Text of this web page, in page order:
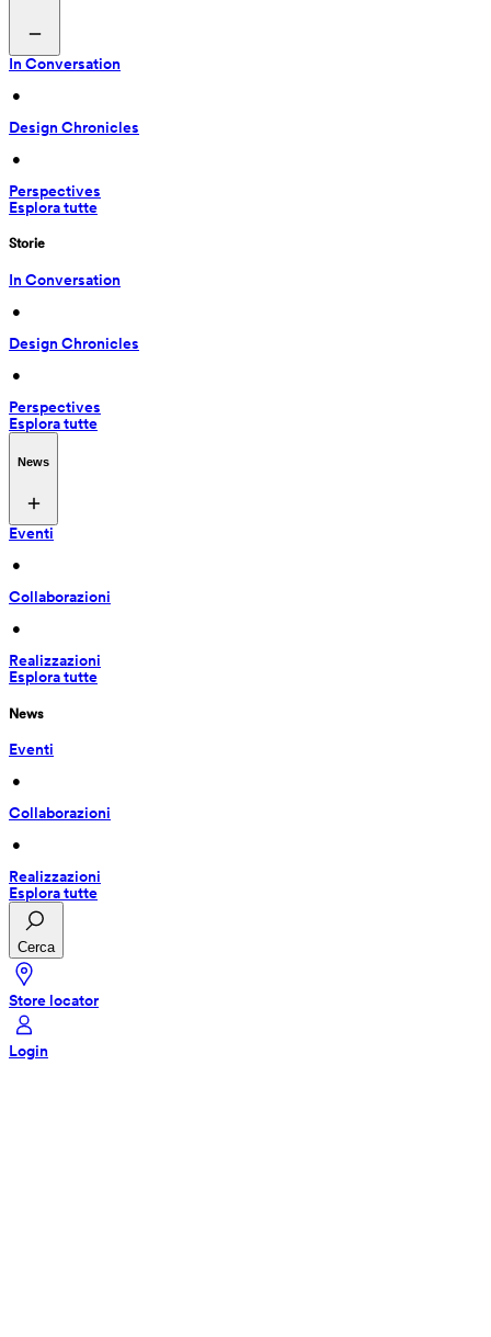
In Conversation
•
Design Chronicles
•
Perspectives
Esplora tutte
Storie
In Conversation
•
Design Chronicles
•
Perspectives
Esplora tutte
News
Eventi
•
Collaborazioni
•
Realizzazioni
Esplora tutte
News
Eventi
•
Collaborazioni
•
Realizzazioni
Esplora tutte
Cerca
Store locator
Login